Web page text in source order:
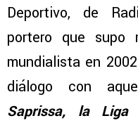
Deportivo, de
portero que supo
mundialista en
diálogo con
Saprissa, la